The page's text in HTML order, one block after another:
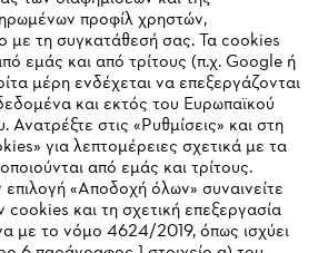
διανομή
προμηθευτές
προφίλ χρηστών,
με τη συγκατάθεσή σας. Τα cookies
εμάς και από τρίτους (π.χ. Google ή
μέρη ενδέχεται να επεξεργάζονται
και εκτός του Ευρωπαϊκού
στις «Ρυθμίσεις» και στη
για λεπτομέρειες σχετικά με τα
από εμάς και τρίτους.
«Αποδοχή όλων» συναινείτε
και τη σχετική επεξεργασία
με το νόμο 4624/2019, όπως ισχύει